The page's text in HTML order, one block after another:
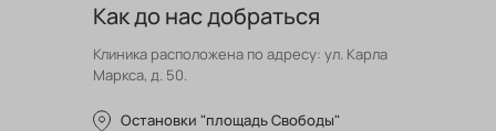
Как до нас добраться
Клиника расположена по адресу: ул. Карла
Маркса, д. 50.
Остановки "площадь Свободы"